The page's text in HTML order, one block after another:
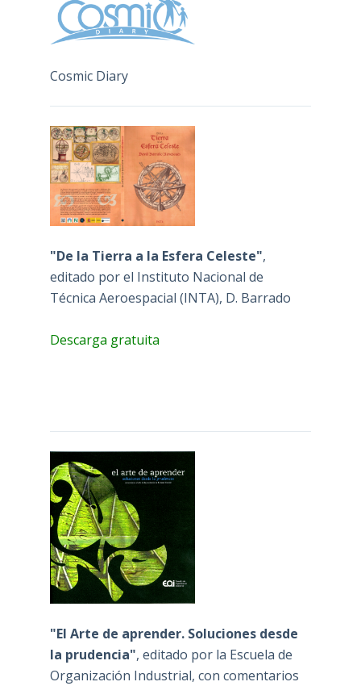
Cosmic Diary
"De la Tierra a la Esfera Celeste",
editado por el Instituto Nacional de
Técnica Aeroespacial (INTA), D. Barrado
Descarga gratuita
"El Arte de aprender. Soluciones desde
la prudencia", editado por la Escuela de
Organización Industrial, con comentarios